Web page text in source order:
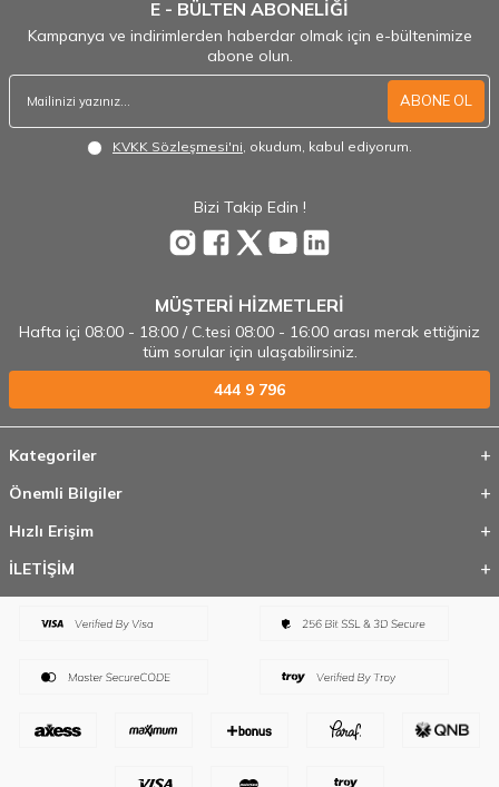
E - BÜLTEN ABONELİĞİ
Kampanya ve indirimlerden haberdar olmak için e-bültenimize
abone olun.
ABONE OL
KVKK Sözleşmesi'ni , okudum, kabul ediyorum.
Bizi Takip Edin !
MÜŞTERİ HİZMETLERİ
Hafta içi 08:00 - 18:00 / C.tesi 08:00 - 16:00 arası merak ettiğiniz
tüm sorular için ulaşabilirsiniz.
444 9 796
Kategoriler
Önemli Bilgiler
Hızlı Erişim
İLETİŞİM